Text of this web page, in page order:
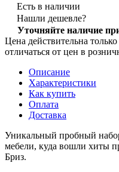
Есть в наличии
Нашли дешевле?
Уточняйте наличие
Цена действительна
отличаться от цен в
Описание
Характеристики
Как купить
Оплата
Доставка
Уникальный пробный
мебели, куда вошли хиты
Бриз.